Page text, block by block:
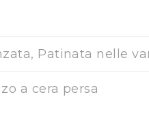
Patinata nelle
a cera persa